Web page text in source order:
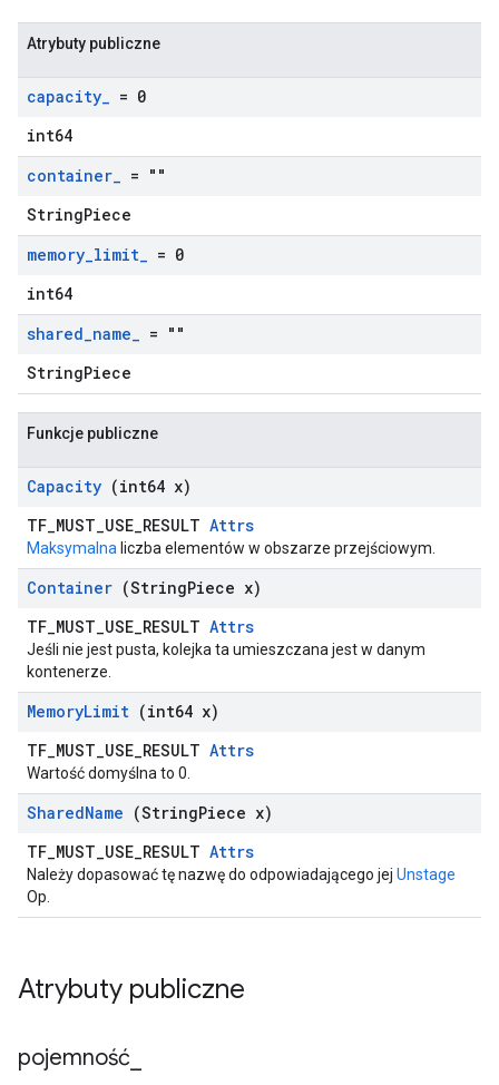
Atrybuty publiczne
capacity_ = 0
int64
container_ = ""
StringPiece
memory_limit_ = 0
int64
shared_name_ = ""
StringPiece
Funkcje publiczne
Capacity (int64 x)
TF_MUST_USE_RESULT Attrs
Maksymalna liczba elementów w obszarze przejściowym.
Container (StringPiece x)
TF_MUST_USE_RESULT Attrs
Jeśli nie jest pusta, kolejka ta umieszczana jest w danym
kontenerze.
MemoryLimit (int64 x)
TF_MUST_USE_RESULT Attrs
Wartość domyślna to 0.
SharedName (StringPiece x)
TF_MUST_USE_RESULT Attrs
Należy dopasować tę nazwę do odpowiadającego jej Unstage
Op.
Atrybuty publiczne
pojemność